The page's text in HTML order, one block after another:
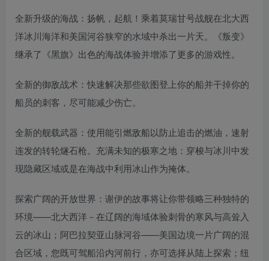
全新升级的海战：扬帆，起航！乘着莫瑞甘号战舰在北大西
洋冰川海洋和美国河谷狭窄的水域中杀出一片天。《叛变》
继承了《黑旗》出色的海战体验并增添了更多的游戏性。
全新的御敌战术：快速解决那些欲图登上你的船并干掉你的
船员的刺客，尽可能减少伤亡。
全新的舰载武器：使用能引燃敌船以防止追击的燃油，速射
连发的转轮燧石枪。充满未知的极寒之地：穿梭与冰川中发
现隐藏区域或是在海战中利用冰山作为掩体。
探索广阔的开放世界：谢伊的故事将让你带领略三种独特的
环境——北大西洋－在辽阔的海域体验刺骨的寒风与高耸入
云的冰山；阿巴拉契亚山脉河谷——美国边境一片广阔的混
合区域，您既可驾船沿内河前行，亦可选择从陆上探索；纽